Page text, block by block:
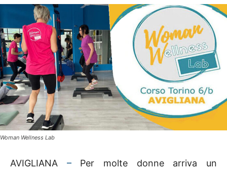
Woman Wellness Lab
AVIGLIANA – Per molte donne arriva un